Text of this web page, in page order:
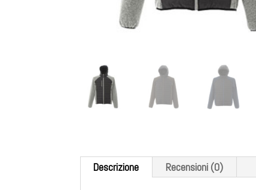
Descrizione Recensioni (0)